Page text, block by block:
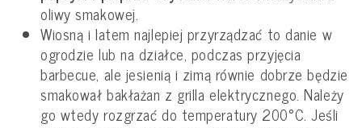
oliwy smakowej.
Wiosną i latem najlepiej przyrządzać to danie w
ogrodzie lub na działce, podczas przyjęcia
barbecue, ale jesienią i zimą równie dobrze będzie
smakował bakłażan z grilla elektrycznego. Należy
go wtedy rozgrzać do temperatury 200°C. Jeśli